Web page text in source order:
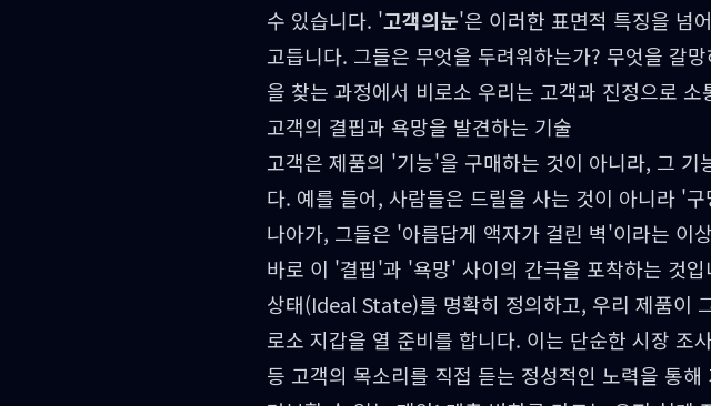
수 있습니다. '고객의눈'은 이러한 표면적 특징을 넘
고듭니다. 그들은 무엇을 두려워하는가? 무엇을 갈
을 찾는 과정에서 비로소 우리는 고객과 진정으로
고객의 결핍과 욕망을 발견하는 기술
고객은 제품의 '기능'을 구매하는 것이 아니라, 그
다. 예를 들어, 사람들은 드릴을 사는 것이 아니라 '
나아가, 그들은 '아름답게 액자가 걸린 벽'이라는 이
바로 이 '결핍'과 '욕망' 사이의 간극을 포착하는 것
상태(Ideal State)를 명확히 정의하고, 우리 제품이
로소 지갑을 열 준비를 합니다. 이는 단순한 시장 조
등 고객의 목소리를 직접 듣는 정성적인 노력을 통해